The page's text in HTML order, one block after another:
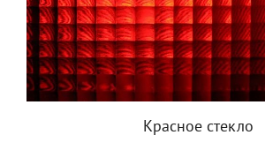
Красное стекло